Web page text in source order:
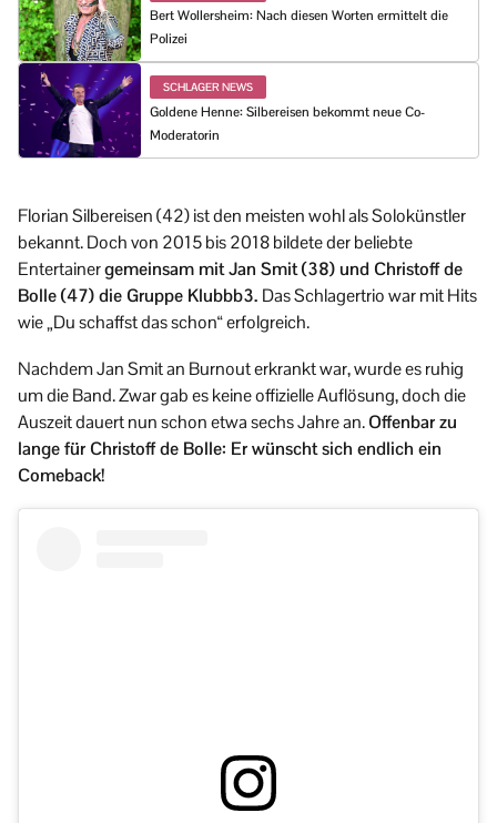
Bert Wollersheim: Nach diesen Worten ermittelt die
Polizei
SCHLAGER NEWS
Goldene Henne: Silbereisen bekommt neue Co-
Moderatorin
Florian Silbereisen (42) ist den meisten wohl als Solokünstler
bekannt. Doch von 2015 bis 2018 bildete der beliebte
Entertainergemeinsam mit Jan Smit (38) und Christoff de
Bolle (47) die Gruppe Klubbb3. Das Schlagertrio war mit Hits
wie „Du schaffst das schon“ erfolgreich.
Nachdem Jan Smit an Burnout erkrankt war, wurde es ruhig
um die Band. Zwar gab es keine offizielle Auflösung, doch die
Auszeit dauert nun schon etwa sechs Jahre an.Offenbar zu
lange für Christoff de Bolle: Er wünscht sich endlich ein
Comeback!